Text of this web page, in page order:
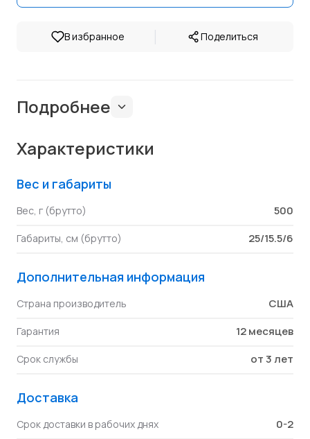
В избранное | Поделиться
Подробнее
Характеристики
Вес и габариты
Вес, г (брутто) 500
Габариты, см (брутто) 25/15.5/6
Дополнительная информация
Страна производитель США
Гарантия 12 месяцев
Срок службы от 3 лет
Доставка
Срок доставки в рабочих днях 0-2